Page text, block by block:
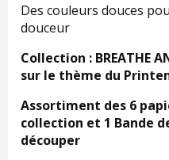
Des couleurs douces
douceur
Collection : BREATHE
sur le thème du
Assortiment des 6
collection et 1 Bande
découper